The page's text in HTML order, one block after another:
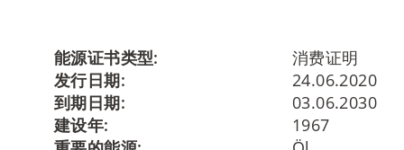
能源证书类型:
消费证明
发行日期:
24.06.2020
到期日期:
03.06.2030
建设年:
1967